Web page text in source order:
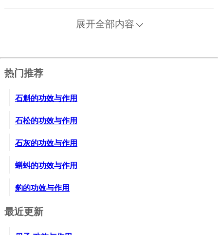
展开全部内容
热门推荐
石斛的功效与作用
石松的功效与作用
石灰的功效与作用
蝌蚪的功效与作用
豹的功效与作用
最近更新